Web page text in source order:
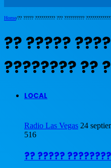
Home/?? ????? ?????????? ??? ??????????
?? ?????
???????? ??
LOCAL
Radio Las Vegas 24
516
?? ?????